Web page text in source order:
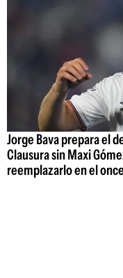
Jorge Bava prepara el
Clausura sin Maxi
reemplazarlo en el